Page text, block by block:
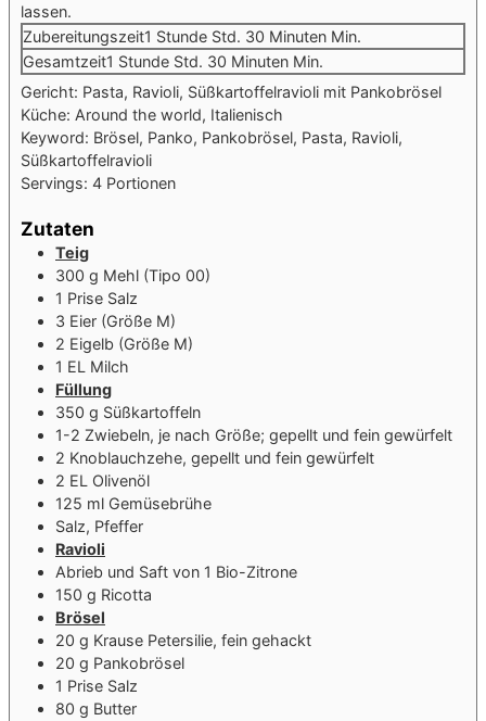
lassen.
Zubereitungszeit1 Stunde Std. 30 Minuten Min.
Gesamtzeit1 Stunde Std. 30 Minuten Min.
Gericht: Pasta, Ravioli, Süßkartoffelravioli mit Pankobrösel
Küche: Around the world, Italienisch
Keyword: Brösel, Panko, Pankobrösel, Pasta, Ravioli,
Süßkartoffelravioli
Servings: 4 Portionen
Zutaten
Teig
300 g Mehl (Tipo 00)
1 Prise Salz
3 Eier (Größe M)
2 Eigelb (Größe M)
1 EL Milch
Füllung
350 g Süßkartoffeln
1-2 Zwiebeln, je nach Größe; gepellt und fein gewürfelt
2 Knoblauchzehe, gepellt und fein gewürfelt
2 EL Olivenöl
125 ml Gemüsebrühe
Salz, Pfeffer
Ravioli
Abrieb und Saft von 1 Bio-Zitrone
150 g Ricotta
Brösel
20 g Krause Petersilie, fein gehackt
20 g Pankobrösel
1 Prise Salz
80 g Butter